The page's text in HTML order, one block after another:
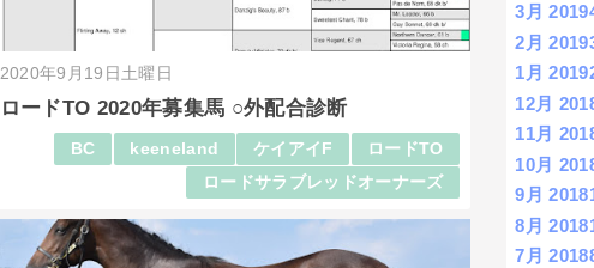
2020年9月19日土曜日
ロードTO 2020年募集馬 ○外配合診断
BC keeneland ケイアイF
ロードTO
ロードサラブレッドオーナーズ
3月 2019
2月 2019
1月 2019
12月
11月
10月
9月 2018
8月 2018
7月 2018